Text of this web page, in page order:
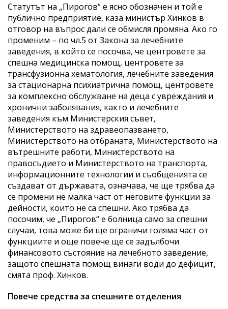
Статутът на „Пирогов“ е ясно обозначен и той е
публично предприятие, каза министър Хинков в
отговор на въпрос дали се обмисля промяна. Ако го
променим – по чл.5 от Закона за лечебните
заведения, в който се посочва, че центровете за
спешна медицинска помощ, центровете за
трансфузионна хематология, лечебните заведения
за стационарна психиатрична помощ, центровете
за комплексно обслужване на деца с увреждания и
хронични заболявания, както и лечебните
заведения към Министерския съвет,
Министерството на здравеопазването,
Министерството на отбраната, Министерството на
вътрешните работи, Министерството на
правосъдието и Министерството на транспорта,
информационните технологии и съобщенията се
създават от държавата, означава, че ще трябва да
се промени не малка част от неговите функции за
дейности, които не са спешни. Ако трябва да
посочим, че „Пирогов“ е болница само за спешни
случаи, това може би ще ограничи голяма част от
функциите и още повече ще се задълбочи
финансовото състояние на лечебното заведение,
защото спешната помощ винаги води до дефицит,
смята проф. Хинков.
Повече средства за спешните отделения